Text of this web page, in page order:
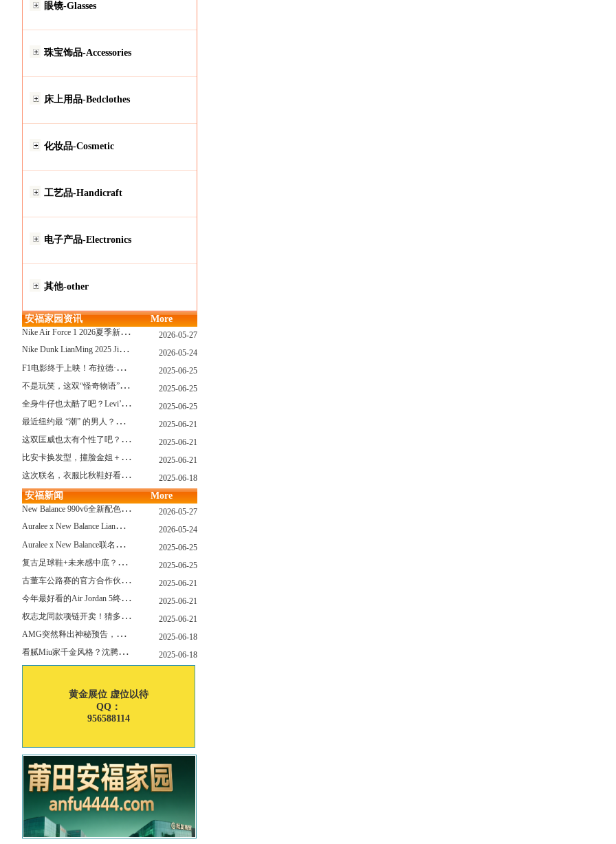
眼镜-Glasses
珠宝饰品-Accessories
床上用品-Bedclothes
化妆品-Cosmetic
工艺品-Handicraft
电子产品-Electronics
其他-other
安福家园资讯 More
N
ike Air Force 1 2026夏季新配色惊艳登场！经典鞋型焕发新生！ 2026-05-27
N
ike Dunk LianMing 2025 JingDian XieXing ZaiCi HuiGui 2026-05-24
F
1电影终于上映！布拉德·皮特与汤姆·克鲁斯，时隔31年红毯重逢！ 2025-06-25
不
是玩笑，这双“怪奇物语” x Nike Dunk 本该6年前就发售！ 2025-06-25
全
身牛仔也太酷了吧？Levi’s x Nike 联名三件套来了！ 2025-06-25
最
近纽约最 “潮” 的男人？布拉德·皮特这波时髦变身有点猛 2025-06-21
这
双匡威也太有个性了吧？TOYA HORIUCHI联名登场！ 2025-06-21
比
安卡换发型，撞脸金姐＋朱莉？ 2025-06-21
这
次联名，衣服比秋鞋好看？Nike x Patta 最新系列登场 2025-06-18
安福新闻 More
N
ew Balance 990v6全新配色发布！总统慢跑鞋再续传奇！ 2026-05-27
A
uralee x New Balance LianMing Kuang Re Bu Jian 2026-05-24
A
uralee x New Balance联名新作公布！主角是这双“小Miu Miu”？ 2025-06-25
复
古足球鞋+未来感中底？Mizuno这次有点东西！ 2025-06-25
古
董车公路赛的官方合作伙伴暨官方计时 非凡新作致敬竞速辉煌 2025-06-21
今
年最好看的Air Jordan 5终于公布发售日了！ 2025-06-21
权
志龙同款项链开卖！猜多少钱？ 2025-06-21
A
MG突然释出神秘预告，新电动超跑要来了？ 2025-06-18
看
腻Miu家千金风格？沈腾的Miu系老干部更适合男生朋友！ 2025-06-18
黄金展位 虚位以待
QQ：
956588114